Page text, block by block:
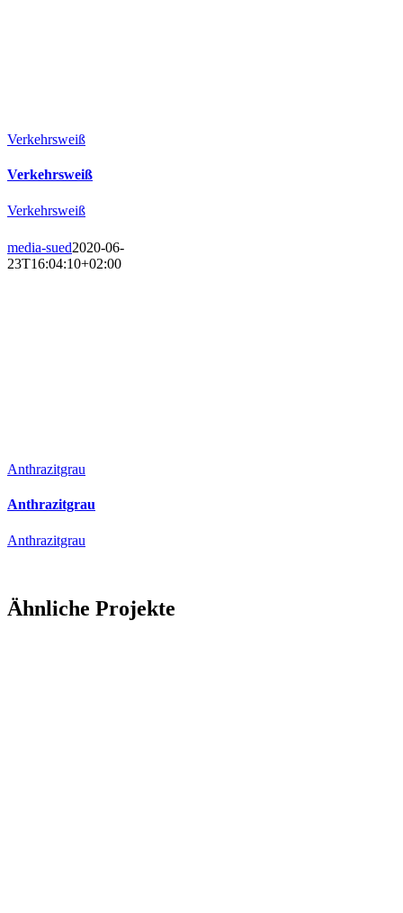
Verkehrsweiß
Verkehrsweiß
Verkehrsweiß
media-sued2020-06-
23T16:04:10+02:00
Anthrazitgrau
Anthrazitgrau
Anthrazitgrau
Ähnliche Projekte